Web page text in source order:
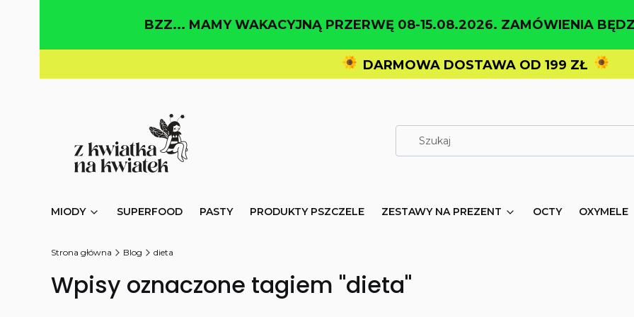
BZZ... MAMY WAKACYJNĄ PRZERWĘ 08-15.08.2026. ZAMÓWIENIA
DARMOWA DOSTAWA OD 199 ZŁ
MIODY SUPERFOOD PASTY PRODUKTY PSZCZELE ZESTAWY NA PREZENT OCTY OXYMELE
Strona główna Blog dieta
Wpisy oznaczone tagiem "dieta"